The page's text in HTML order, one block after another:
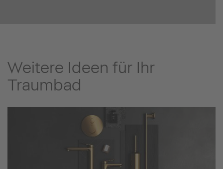
Weitere Ideen für Ihr
Traumbad